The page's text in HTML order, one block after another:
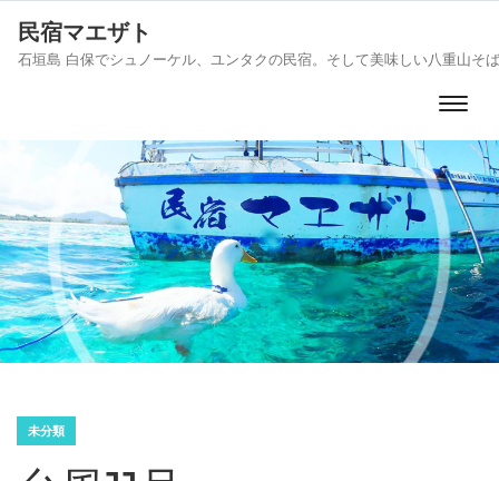
民宿マエザト
石垣島 白保でシュノーケル、ユンタクの民宿。そして美味しい八重山そ
未分類